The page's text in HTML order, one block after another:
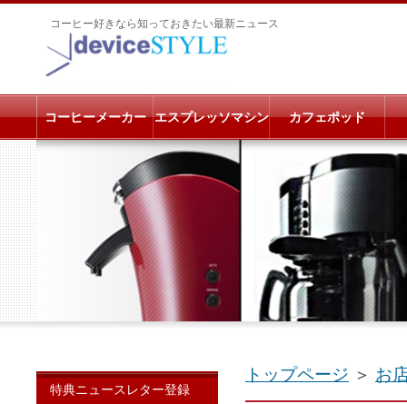
コーヒー好きなら知っておきたい最新ニュース
トップページ ＞ お
特典ニュースレター登録
コーヒーメーカー エスプレッソマシン カフェポッド